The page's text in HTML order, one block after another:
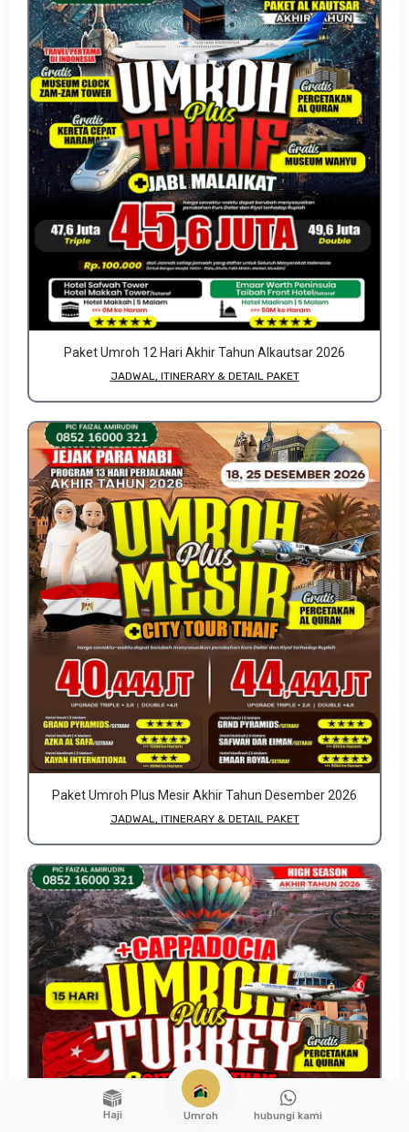
Paket Umroh 12 Hari Akhir Tahun Alkautsar 2026
JADWAL, ITINERARY & DETAIL PAKET
Paket Umroh Plus Mesir Akhir Tahun Desember 2026
JADWAL, ITINERARY & DETAIL PAKET
Haji Umroh hubungi kami